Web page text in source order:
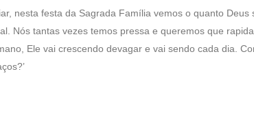
nesta festa da Sagrada Família vemos o quanto
Nós tantas vezes temos pressa e queremos que
Ele vai crescendo devagar e vai sendo cada dia.